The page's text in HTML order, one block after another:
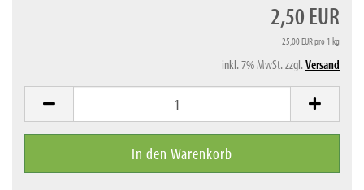
2,50 EUR
25,00 EUR pro 1 kg
inkl. 7% MwSt. zzgl.Versand